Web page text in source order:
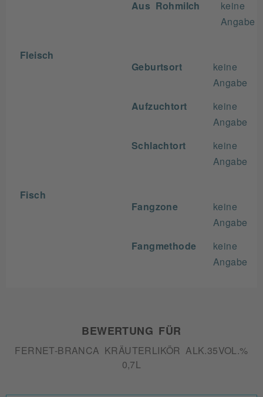
Aus Rohmilch
keine
Angabe
Fleisch
Geburtsort
keine
Angabe
Aufzuchtort
keine
Angabe
Schlachtort
keine
Angabe
Fisch
Fangzone
keine
Angabe
Fangmethode
keine
Angabe
BEWERTUNG FÜR
FERNET-BRANCA KRÄUTERLIKÖR ALK.35VOL.%
0,7L